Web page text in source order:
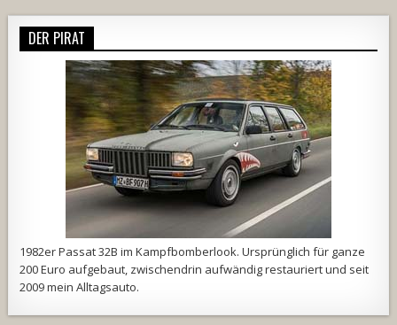
DER PIRAT
1982er Passat 32B im Kampfbomberlook. Ursprünglich für ganze
200 Euro aufgebaut, zwischendrin aufwändig restauriert und seit
2009 mein Alltagsauto.